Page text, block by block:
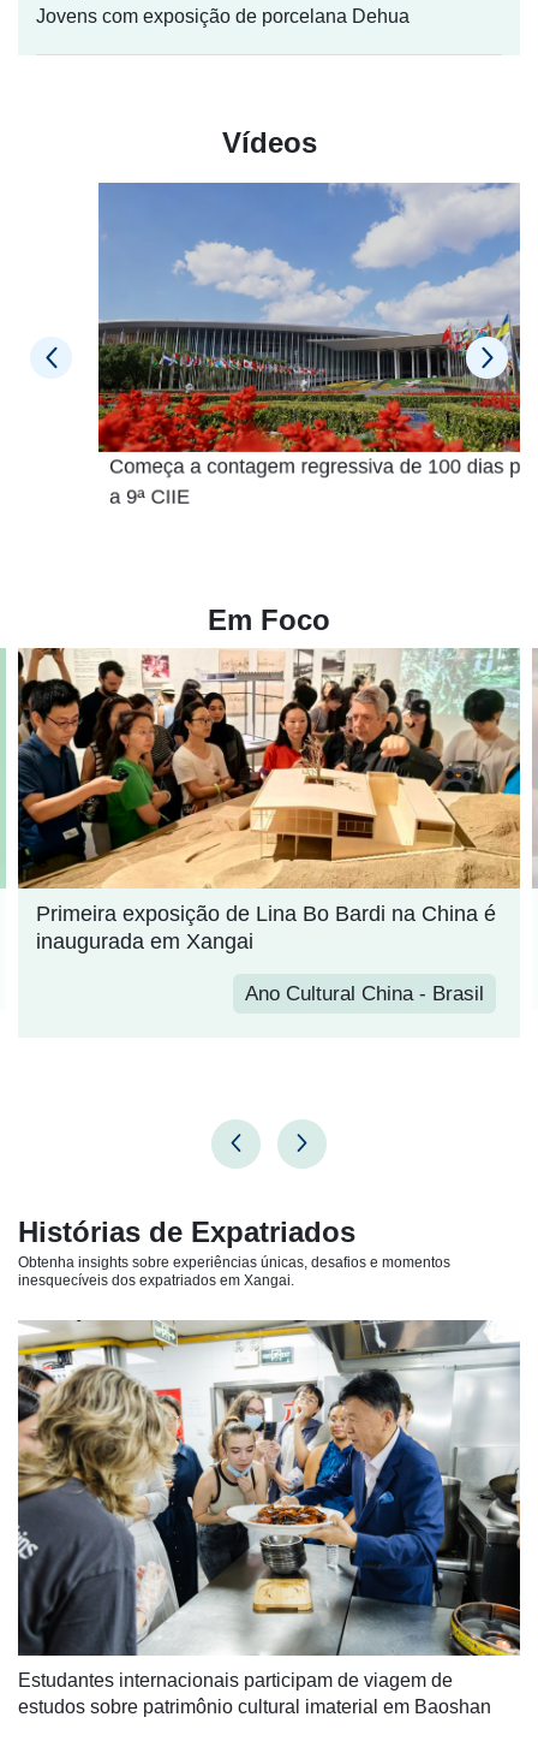
Jovens com exposição de porcelana Dehua
Vídeos
Começa a contagem regressiva de 100 dias para
a 9ª CIIE
Em Foco
Estilo de Xangai
Histórias de Expatriados
Obtenha insights sobre experiências únicas, desafios e momentos
inesquecíveis dos expatriados em Xangai.
Estudantes internacionais participam de viagem de
estudos sobre patrimônio cultural imaterial em Baoshan